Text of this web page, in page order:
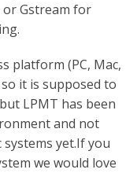
Gstream for
platform (PC, Mac,
it is supposed to
LPMT has been
and not
yet.If you
we would love